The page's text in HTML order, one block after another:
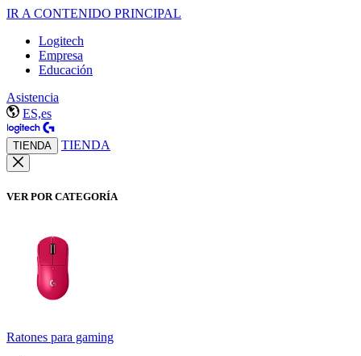
IR A CONTENIDO PRINCIPAL
Logitech
Empresa
Educación
Asistencia
ES,es
TIENDA TIENDA
VER POR CATEGORÍA
Ratones para gaming